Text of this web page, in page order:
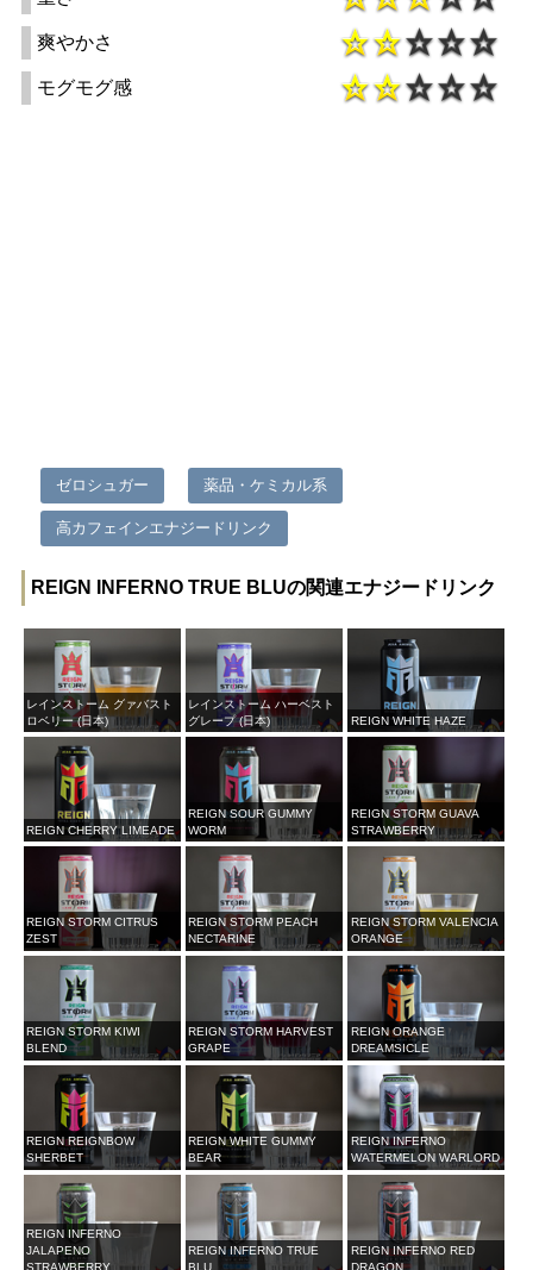
爽やかさ
モグモグ感
ゼロシュガー 薬品・ケミカル系
高カフェインエナジードリンク
REIGN INFERNO TRUE BLUの関連エナジードリンク
レインストーム グァバスト
ロベリー (日本)
レインストーム ハーベスト
グレープ (日本)
REIGN WHITE HAZE
REIGN CHERRY LIMEADE
REIGN SOUR GUMMY
WORM
REIGN STORM GUAVA
STRAWBERRY
REIGN STORM CITRUS
ZEST
REIGN STORM PEACH
NECTARINE
REIGN STORM VALENCIA
ORANGE
REIGN STORM KIWI
BLEND
REIGN STORM HARVEST
GRAPE
REIGN ORANGE
DREAMSICLE
REIGN REIGNBOW
SHERBET
REIGN WHITE GUMMY
BEAR
REIGN INFERNO
WATERMELON WARLORD
REIGN INFERNO
JALAPENO
STRAWBERRY
REIGN INFERNO TRUE
BLU
REIGN INFERNO RED
DRAGON